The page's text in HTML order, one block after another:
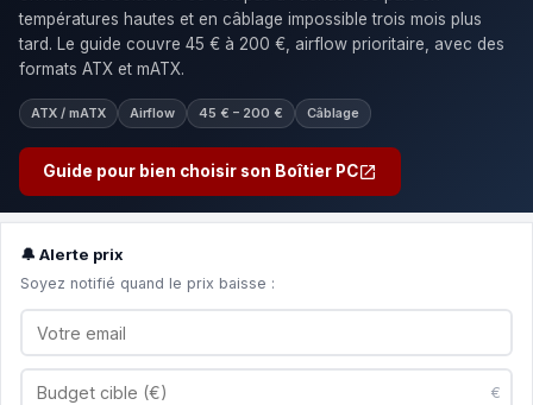
températures hautes et en câblage impossible trois mois plus
tard. Le guide couvre 45 € à 200 €, airflow prioritaire, avec des
formats ATX et mATX.
ATX / mATX Airflow 45 € – 200 € Câblage
Guide pour bien choisir son Boîtier PC
🔔 Alerte prix
Soyez notifié quand le prix baisse :
€